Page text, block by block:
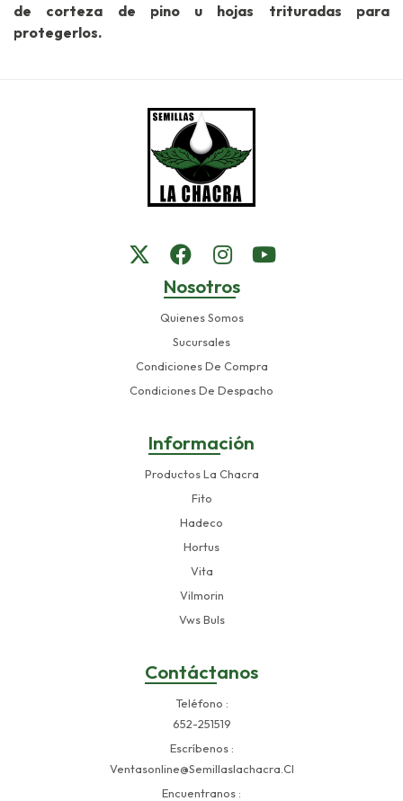
de corteza de pino u hojas trituradas para
protegerlos.
Nosotros
Quienes Somos
Sucursales
Condiciones De Compra
Condiciones De Despacho
Información
Productos La Chacra
Fito
Hadeco
Hortus
Vita
Vilmorin
Vws Buls
Contáctanos
Teléfono
652-251519
Escríbenos
Ventasonline@semillaslachacra.cl
Encuentranos